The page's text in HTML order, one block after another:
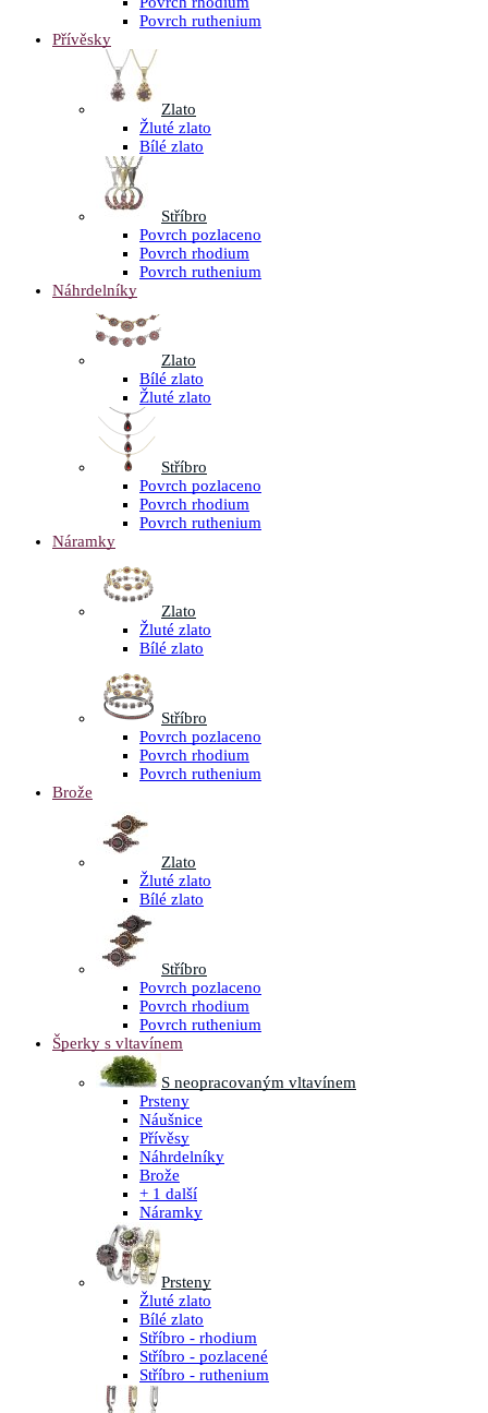
Povrch ruthenium
Přívěsky
Zlato
Žluté zlato
Bílé zlato
Stříbro
Povrch pozlaceno
Povrch rhodium
Povrch ruthenium
Náhrdelníky
Zlato
Bílé zlato
Žluté zlato
Stříbro
Povrch pozlaceno
Povrch rhodium
Povrch ruthenium
Náramky
Zlato
Žluté zlato
Bílé zlato
Stříbro
Povrch pozlaceno
Povrch rhodium
Povrch ruthenium
Brože
Zlato
Žluté zlato
Bílé zlato
Stříbro
Povrch pozlaceno
Povrch rhodium
Povrch ruthenium
Šperky s vltavínem
S neopracovaným vltavínem
Prsteny
Náušnice
Přívěsy
Náhrdelníky
Brože
+ 1 další
Náramky
Prsteny
Žluté zlato
Bílé zlato
Stříbro - rhodium
Stříbro - pozlacené
Stříbro - ruthenium